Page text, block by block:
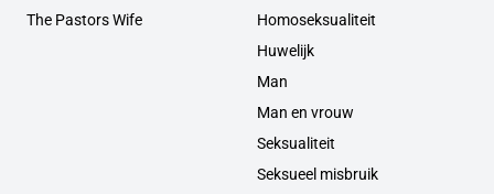
The Pastors Wife
Homoseksualiteit
Huwelijk
Man
Man en vrouw
Seksualiteit
Seksueel misbruik